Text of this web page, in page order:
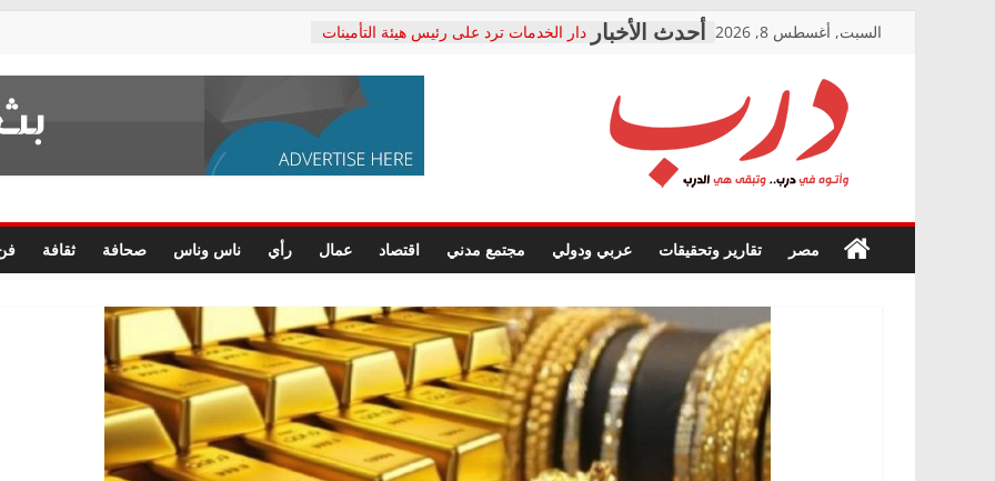
السبت, أغسطس 8, 2026
دار الخدمات ترد على رئيس هيئة التأمينات
معاناة أصحاب المعاشات.. ونطالب بكشف
فرحات سليمان يكتب: القطاع الصحي إلى
حزب التحالف الشعبي يطلق لجنة “الحق
صور .. اعتماد الرسومات النهائية للقرار
الوزاري لمدينة الصحفيين.. وانتهاء أعمال
إنشاء المبنى الإداري
متابعة قضية الدكتور محمد زهران.. ويؤكد:
قرينة البراءة وضمانات المحاكمة العادلة
حق أصيل
درب
في
درب..
مصر تقارير وتحقيقات عربي ودولي مجتمع مدني اقتصاد عمال رأي ناس وناس صحافة ثقافة